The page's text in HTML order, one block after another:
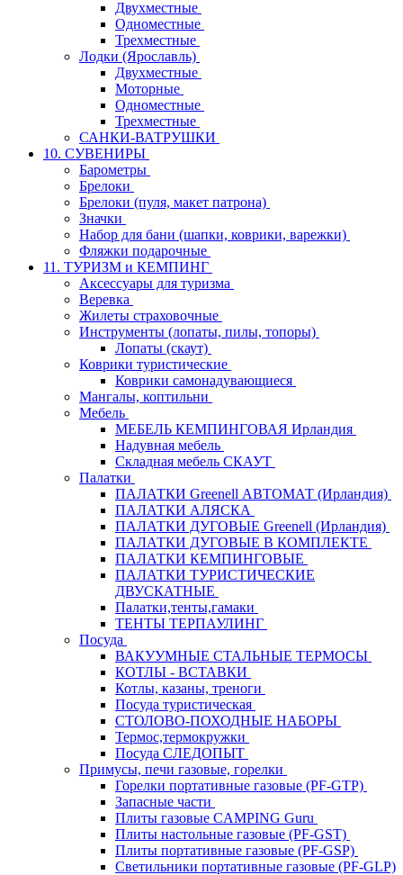
Двухместные
Одноместные
Трехместные
Лодки (Ярославль)
Двухместные
Моторные
Одноместные
Трехместные
САНКИ-ВАТРУШКИ
10. СУВЕНИРЫ
Барометры
Брелоки
Брелоки (пуля, макет патрона)
Значки
Набор для бани (шапки, коврики, варежки)
Фляжки подарочные
11. ТУРИЗМ и КЕМПИНГ
Аксессуары для туризма
Веревка
Жилеты страховочные
Инструменты (лопаты, пилы, топоры)
Лопаты (скаут)
Коврики туристические
Коврики самонадувающиеся
Мангалы, коптильни
Мебель
МЕБЕЛЬ КЕМПИНГОВАЯ Ирландия
Надувная мебель
Складная мебель СКАУТ
Палатки
ПАЛАТКИ Greenell АВТОМАТ (Ирландия)
ПАЛАТКИ АЛЯСКА
ПАЛАТКИ ДУГОВЫЕ Greenell (Ирландия)
ПАЛАТКИ ДУГОВЫЕ В КОМПЛЕКТЕ
ПАЛАТКИ КЕМПИНГОВЫЕ
ПАЛАТКИ ТУРИСТИЧЕСКИЕ
ДВУСКАТНЫЕ
Палатки,тенты,гамаки
ТЕНТЫ ТЕРПАУЛИНГ
Посуда
ВАКУУМНЫЕ СТАЛЬНЫЕ ТЕРМОСЫ
КОТЛЫ - ВСТАВКИ
Котлы, казаны, треноги
Посуда туристическая
СТОЛОВО-ПОХОДНЫЕ НАБОРЫ
Термос,термокружки
Посуда СЛЕДОПЫТ
Примусы, печи газовые, горелки
Горелки портативные газовые (PF-GTP)
Запасные части
Плиты газовые CAMPING Guru
Плиты настольные газовые (PF-GST)
Плиты портативные газовые (PF-GSP)
Светильники портативные газовые (PF-GLP)